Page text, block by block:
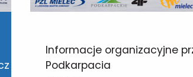
Informacje organizacyjne
Podkarpacia